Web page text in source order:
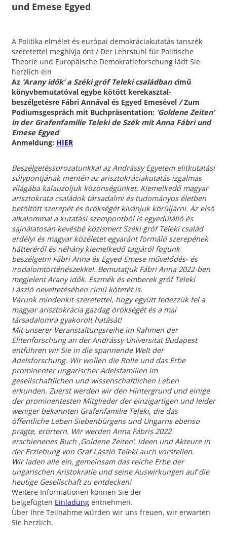
und Emese Egyed
A Politika elmélet és európai demokráciakutatás tanszék
szeretettel meghívja önt / Der Lehrstuhl für Politische
Theorie und Europäische Demokratieforschung lädt Sie
herzlich ein
Az ’Arany idők’ a Széki gróf Teleki családban című
könyvbemutatóval egybe kötött kerekasztal-
beszélgetésre Fábri Annával és Egyed Emesével /Zum
Podiumsgespräch mit Buchpräsentation: ’Goldene Zeiten’
in der Grafenfamilie Teleki de Szék mit Anna Fábri und
Emese Egyed
Anmeldung: HIER
Beszélgetéssorozatunkkal az Andrássy Egyetem elitkutatási
súlypontjának mentén az arisztokráciakutatás izgalmas
világába kalauzoljuk közönségünket. Kiemelkedő magyar
arisztokrata családok társadalmi és tudományos életben
betöltött szerepét és örökségét kívánjuk körüljárni. Az első
alkalommal a kutatási szempontból is egyedülálló és
sajnálatosan kevésbé közismert Széki gróf Teleki család
erdélyi és magyar közéletet egyaránt formáló szerepének
hátteréről és néhány kiemelkedő tagjáról fogunk
beszélgetni Fábri Anna és Egyed Emese művelődés- és
irodalomtörténészekkel. Bemutatjuk Fábri Anna 2022-ben
megjelent Arany idők. Eszmék és emberek gróf Teleki
László neveltetésében című kötetét is.
Várunk mindenkit szeretettel, hogy együtt fedezzük fel a
magyar arisztokrácia gazdag örökségét és a mai
társadalomra gyakorolt hatását!
Mit unserer Veranstaltungsreihe im Rahmen der
Elitenforschung an der Andrássy Universität Budapest
entführen wir Sie in die spannende Welt der
Adelsforschung. Wir wollen die Rolle und das Erbe
prominenter ungarischer Adelsfamilien im
gesellschaftlichen und wissenschaftlichen Leben
erkunden. Zuerst werden wir den Hintergrund und einige
der prominentesten Mitglieder der einzigartigen und leider
weniger bekannten Grafenfamilie Teleki, die das
öffentliche Leben Siebenbürgens und Ungarns ebenso
prägte, erörtern. Wir werden Anna Fábris 2022
erschienenes Buch ‚Goldene Zeiten‘. Ideen und Akteure in
der Erziehung von Graf László Teleki auch vorstellen.
Wir laden alle ein, gemeinsam das reiche Erbe der
ungarischen Aristokratie und seine Auswirkungen auf die
heutige Gesellschaft zu entdecken!
Weitere Informationen können Sie der
beigefügten Einladung entnehmen.
Über Ihre Teilnahme würden wir uns freuen, wir erwarten
Sie herzlich.